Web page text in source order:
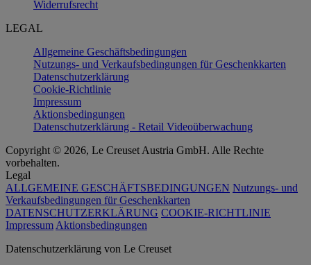
Widerrufsrecht
LEGAL
Allgemeine Geschäftsbedingungen
Nutzungs- und Verkaufsbedingungen für Geschenkkarten
Datenschutzerklärung
Cookie-Richtlinie
Impressum
Aktionsbedingungen
Datenschutzerklärung - Retail Videoüberwachung
Copyright © 2026, Le Creuset Austria GmbH. Alle Rechte
vorbehalten.
Legal
ALLGEMEINE GESCHÄFTSBEDINGUNGEN Nutzungs- und
Verkaufsbedingungen für Geschenkkarten
DATENSCHUTZERKLÄRUNG COOKIE-RICHTLINIE
Impressum Aktionsbedingungen
Datenschutz­erklärung von Le Creuset